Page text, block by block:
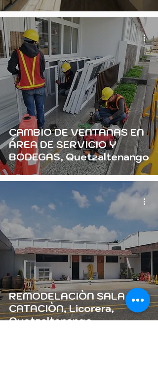
CAMBIO DE VENTANAS EN
ÁREA DE SERVICIO Y
BODEGAS, Quetzaltenango
REMODELACIÒN SALA DE
CATACIÒN, Licorera,
Quetzaltenango